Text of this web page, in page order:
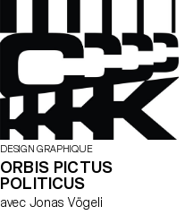
DESIGN GRAPHIQUE
ORBIS PICTUS
POLITICUS
avec Jonas Vögeli